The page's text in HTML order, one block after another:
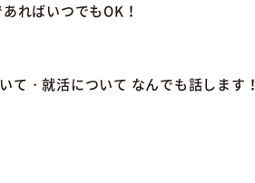
ればいつでもOK！
・就活について なんでも話します！